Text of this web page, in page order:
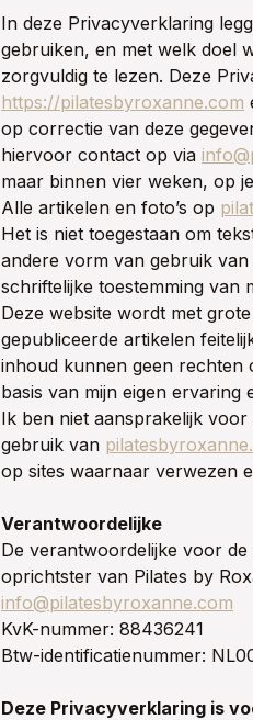
In deze Privacyverklaring
gebruiken, en met welk doel
zorgvuldig te lezen. Deze
https://pilatesbyroxanne.com
op correctie van deze
hiervoor contact op via
maar binnen vier weken, op
Alle artikelen en foto’s op
Het is niet toegestaan om
andere vorm van gebruik van
schriftelijke toestemming van
Deze website wordt met
gepubliceerde artikelen
inhoud kunnen geen rechten
basis van mijn eigen ervaring
Ik ben niet aansprakelijk
gebruik van
op sites waarnaar verwezen
Verantwoordelijke
De verantwoordelijke voor
oprichtster van Pilates by
info@pilatesbyroxanne.com
KvK-nummer: 88436241
Btw-identificatienummer:
Deze Privacyverklaring is